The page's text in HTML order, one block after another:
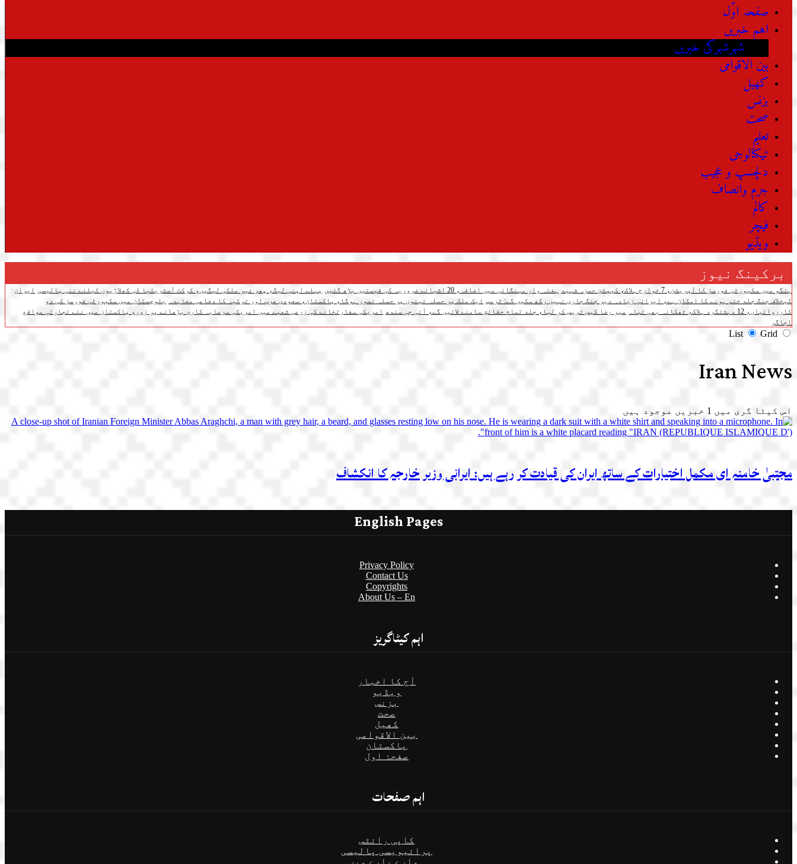
صفحہ اوّل
اہم خبریں
شہرشہرکی خبریں
بین الاقوامی
کھیل
بزنس
صحت
تعلیم
ٹیکنالوجی
دلچسپ و عجیب
جرم وانصاف
کالم
فیچر
ویڈیو
برکینگ نیوز
ہنگو میں سکیورٹی فورسز کا آپریشن، 7 خوارج ہلاک، کیپٹن حمزہ شہید ہفتہ وار مہنگائی میں اضافہ، 20 اشیائے ضروریہ کی قیمتیں بڑھ گئیں پہلے اپنی لیگ، پھر غیر ملکی لیگیں، کرکٹ آسٹریلیا کی کھلاڑیوں کیلئے نئی پالیسی ایران
کیخلاف جنگ جلد ختم ہونے کا امکان ہے، ایرانی زیادہ دیر جنگ جاری نہیں رکھ سکیں گے: ٹرمپ ایک ملک پر حملہ تینوں پر حملہ تصور ہوگا، پاکستان، سعودی عرب اور ترکیہ کا دفاعی معاہدہ
بلوچستان میں سکیورٹی فورسز کی دو
کارروائیاں، 12 دہشتگرد ہلاک، ٹھکانہ بھی تباہ
میر رضا کیس ٹریس کر لیا، جلد تمام حقائق سامنے لائیں گے، آئی جی سندھ امریکی سفارتخانے کی زرعی شعبے میں امریکی سرمایہ کاری بڑھانے پر زور، پاکستان میں نئے تجارتی مواقع
اجاگر
List Grid
Iran News
اس کیٹا گری میں 1 خبریں موجود ہیں
مجتبیٰ خامنہ ای مکمل اختیارات کے ساتھ ایران کی قیادت کر رہے ہیں: ایرانی وزیر خارجہ کا انکشاف
English Pages
Privacy Policy
Contact Us
Copyrights
About Us – En
اہم کیٹاگریز
آج کا اخبار
ویڈیو
بزنس
صحت
کھیل
بین الاقوامی
پاکستان
صفحۂ اول
اہم صفحات
کاپی رائٹس
پرائیویسی پالیسی
ہمارے بارے میں